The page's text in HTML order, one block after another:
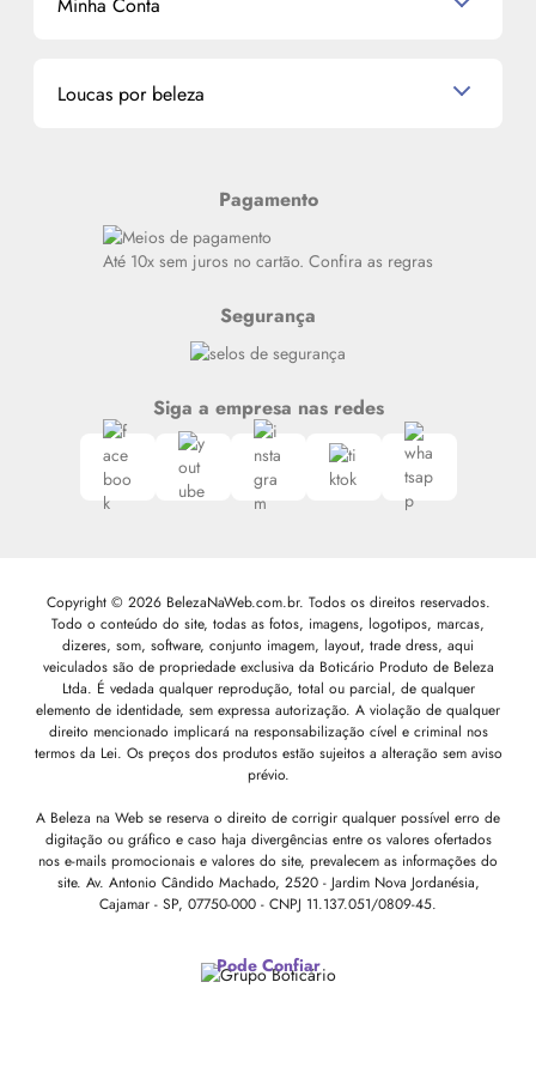
La Vie Est Belle Lancôme
Miniaturas de Produtos de Cabelo
Meus endereços
Loucas por beleza
Siga nosso canal no Whatsapp
Pagamento
Até 10x sem juros no cartão. Confira as regras
Segurança
Siga a empresa nas redes
Copyright © 2026 BelezaNaWeb.com.br. Todos os direitos reservados.
Todo o conteúdo do site, todas as fotos, imagens, logotipos, marcas,
dizeres, som, software, conjunto imagem, layout, trade dress, aqui
veiculados são de propriedade exclusiva da Boticário Produto de Beleza
Ltda. É vedada qualquer reprodução, total ou parcial, de qualquer
elemento de identidade, sem expressa autorização. A violação de qualquer
direito mencionado implicará na responsabilização cível e criminal nos
termos da Lei. Os preços dos produtos estão sujeitos a alteração sem aviso
prévio.
A Beleza na Web se reserva o direito de corrigir qualquer possível erro de
digitação ou gráfico e caso haja divergências entre os valores ofertados
nos e-mails promocionais e valores do site, prevalecem as informações do
site. Av. Antonio Cândido Machado, 2520 - Jardim Nova Jordanésia,
Cajamar - SP, 07750-000 - CNPJ 11.137.051/0809-45.
Pode Confiar